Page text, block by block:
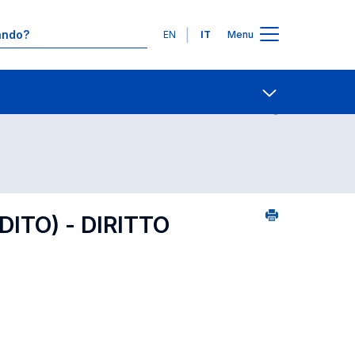
Lingue
EN IT Menu
dipartimento di competenza Contatti
- DIRITTO